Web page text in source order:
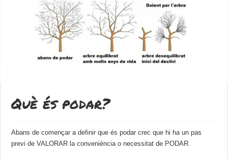
Què és podar?
Abans de començar a definir que és podar crec que hi ha un pas
previ de VALORAR la conveniència o necessitat de PODAR.